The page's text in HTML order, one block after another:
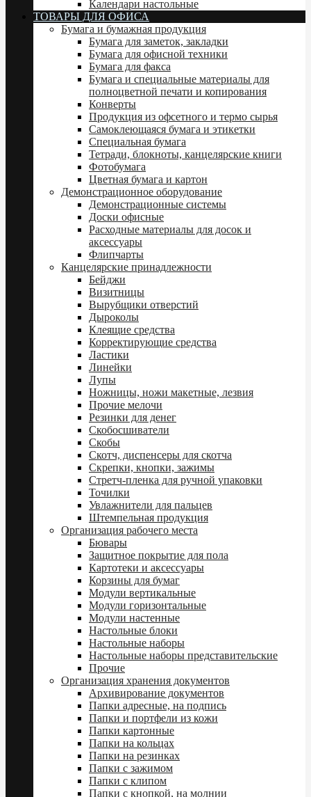
Календари настольные
ТОВАРЫ ДЛЯ ОФИСА
Бумага и бумажная продукция
Бумага для заметок, закладки
Бумага для офисной техники
Бумага для факса
Бумага и специальные материалы для
полноцветной печати и копирования
Конверты
Продукция из офсетного и термо сырья
Самоклеющаяся бумага и этикетки
Специальная бумага
Тетради, блокноты, канцелярские книги
Фотобумага
Цветная бумага и картон
Демонстрационное оборудование
Демонстрационные системы
Доски офисные
Расходные материалы для досок и
аксессуары
Флипчарты
Канцелярские принадлежности
Бейджи
Визитницы
Вырубщики отверстий
Дыроколы
Клеящие средства
Корректирующие средства
Ластики
Линейки
Лупы
Ножницы, ножи макетные, лезвия
Прочие мелочи
Резинки для денег
Скобосшиватели
Скобы
Скотч, диспенсеры для скотча
Скрепки, кнопки, зажимы
Стретч-пленка для ручной упаковки
Точилки
Увлажнители для пальцев
Штемпельная продукция
Организация рабочего места
Бювары
Защитное покрытие для пола
Картотеки и аксессуары
Корзины для бумаг
Модули вертикальные
Модули горизонтальные
Модули настенные
Настольные блоки
Настольные наборы
Настольные наборы представительские
Прочие
Организация хранения документов
Архивирование документов
Папки адресные, на подпись
Папки и портфели из кожи
Папки картонные
Папки на кольцах
Папки на резинках
Папки с зажимом
Папки с клипом
Папки с кнопкой, на молнии